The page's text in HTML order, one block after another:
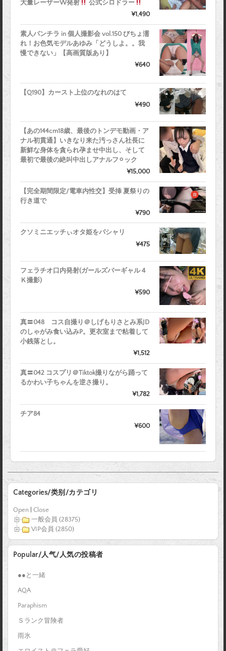
大量レーザーW発射
公式シロドラー
¥1,490
素人パンチラ in 個人撮影会 vol.150 びちょ濡
れ！お色気モデルあゆみ「どうしよ。。我
慢できない」【高画質版あり】
¥640
【Q190】カースト上位のなれのはて
¥490
【あの144cm18歳、最後のトンデモ動画・ア
ナル初貫通】いきなり来た汚っさん社長に
新鮮な身体を貪られ孕ませ中出し、そして
最初で最後の絶叫中出しアナルフ⚪︎ック
¥15,000
【完全期間限定/電車内性交】受挿 夏祭りの
行き道で
¥790
クソミニエッチぃオタ姫をパシャリ
¥475
フェラチオ口内発射(ガールズバーギャル４
Ｋ撮影)
¥590
真〓048 コス自撮り＠しげもりさとみ系JD
のしゃがみ食い込みP。更衣室まで粘着して
小銭落とし。
¥1,512
真〓042 コスプリ＠Tiktok撮りながら踊って
るかわい子ちゃんを逆さ撮り。
¥1,782
チア84
¥600
Categories/类别/カテゴリ
Open
Close
一般会員 (28375)
VIP会員 (2850)
Popular/人气/人気の投稿者
●●と一緒
AQA
Paraphism
Ｓランク冒険者
雨氷